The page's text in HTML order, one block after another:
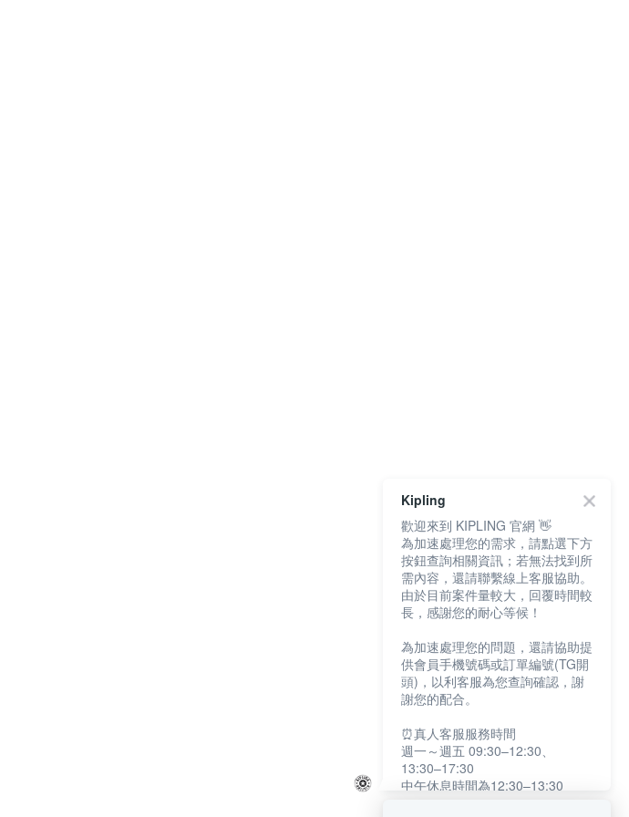
Kipling
歡迎來到 KIPLING 官網 👋
為加速處理您的需求，請點選下方
按鈕查詢相關資訊；若無法找到所
需內容，還請聯繫線上客服協助。
由於目前案件量較大，回覆時間較
長，感謝您的耐心等候！
為加速處理您的問題，還請協助提
供會員手機號碼或訂單編號(TG開
頭)，以利客服為您查詢確認，謝
謝您的配合。
⏰真人客服服務時間
週一～週五 09:30–12:30、
13:30–17:30
中午休息時間為12:30–13:30